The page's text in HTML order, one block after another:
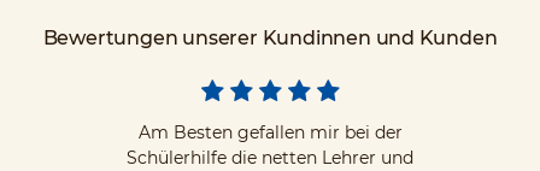
Bewertungen unserer Kundinnen und Kunden
Am Besten gefallen mir bei der
Schülerhilfe die netten Lehrer und